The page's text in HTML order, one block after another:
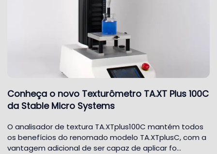
Conheça o novo Texturômetro TA.XT Plus 100C
da Stable Micro Systems
O analisador de textura TA.XTplus100C mantém todos
os benefícios do renomado modelo TA.XTplusC, com a
vantagem adicional de ser capaz de aplicar fo…